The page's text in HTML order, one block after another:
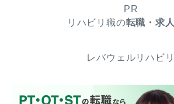
PR
リハビリ職の転職・求人
レバウェルリハビリ